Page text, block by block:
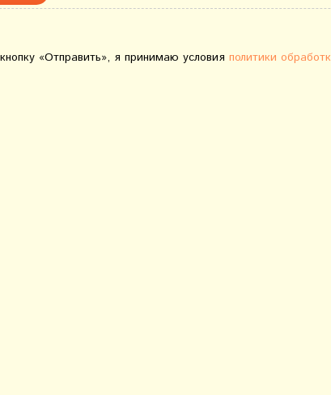
«Отправить», я принимаю условия политики